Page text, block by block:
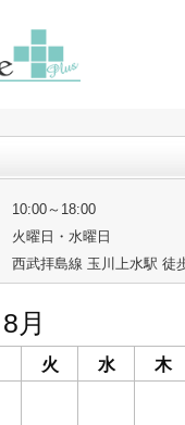
10:00～18:00
火曜日・水曜日
西武拝島線 玉川上水駅 徒
月
火 水 木